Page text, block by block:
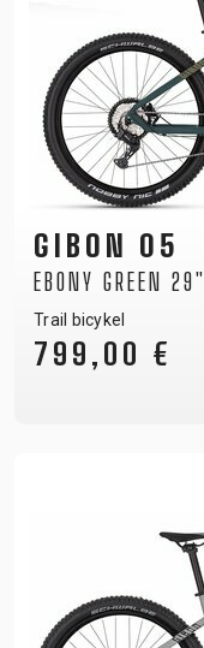
GIBON 05
EBONY GREEN 29"
Trail bicykel
799,00 €